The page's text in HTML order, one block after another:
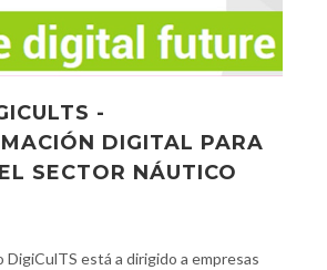
-
DIGITAL PARA
SECTOR NÁUTICO
está a dirigido a empresas